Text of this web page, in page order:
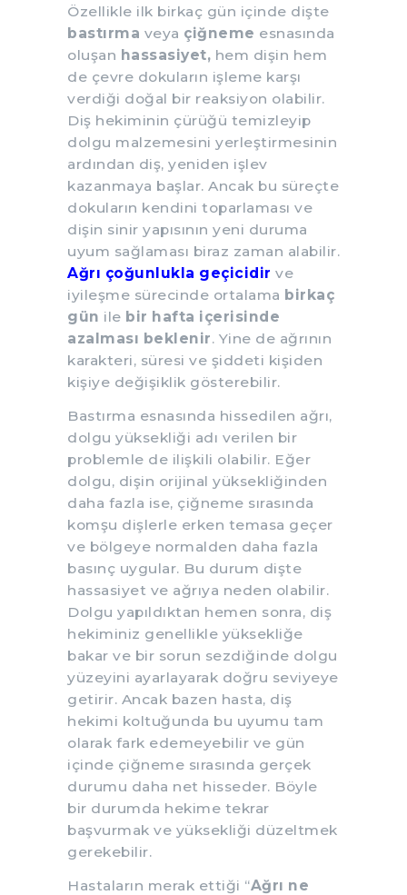
Özellikle ilk birkaç gün içinde dişte
bastırma veya çiğneme esnasında
oluşan hassasiyet, hem dişin hem
de çevre dokuların işleme karşı
verdiği doğal bir reaksiyon olabilir.
Diş hekiminin çürüğü temizleyip
dolgu malzemesini yerleştirmesinin
ardından diş, yeniden işlev
kazanmaya başlar. Ancak bu süreçte
dokuların kendini toparlaması ve
dişin sinir yapısının yeni duruma
uyum sağlaması biraz zaman alabilir.
Ağrı çoğunlukla geçicidir ve
iyileşme sürecinde ortalama birkaç
gün ile bir hafta içerisinde
azalması beklenir. Yine de ağrının
karakteri, süresi ve şiddeti kişiden
kişiye değişiklik gösterebilir.
Bastırma esnasında hissedilen ağrı,
dolgu yüksekliği adı verilen bir
problemle de ilişkili olabilir. Eğer
dolgu, dişin orijinal yüksekliğinden
daha fazla ise, çiğneme sırasında
komşu dişlerle erken temasa geçer
ve bölgeye normalden daha fazla
basınç uygular. Bu durum dişte
hassasiyet ve ağrıya neden olabilir.
Dolgu yapıldıktan hemen sonra, diş
hekiminiz genellikle yüksekliğe
bakar ve bir sorun sezdiğinde dolgu
yüzeyini ayarlayarak doğru seviyeye
getirir. Ancak bazen hasta, diş
hekimi koltuğunda bu uyumu tam
olarak fark edemeyebilir ve gün
içinde çiğneme sırasında gerçek
durumu daha net hisseder. Böyle
bir durumda hekime tekrar
başvurmak ve yüksekliği düzeltmek
gerekebilir.
Hastaların merak ettiği “Ağrı ne